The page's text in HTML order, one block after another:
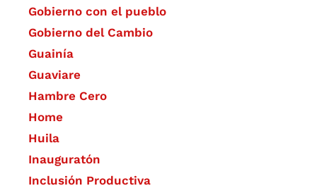
Gobierno con el pueblo
Gobierno del Cambio
Guainía
Guaviare
Hambre Cero
Home
Huila
Inauguratón
Inclusión Productiva